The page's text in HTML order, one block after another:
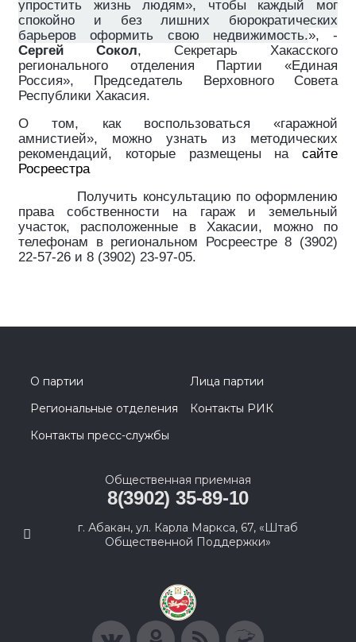
упростить жизнь людям», чтобы каждый мог
спокойно и без лишних бюрократических
барьеров оформить свою недвижимость.», ­-
Сергей Сокол, Секретарь Хакасского
регионального отделения Партии «Единая
Россия», Председатель Верховного Совета
Республики Хакасия.
О том, как воспользоваться «гаражной
амнистией», можно узнать из методических
рекомендаций, которые размещены на сайте
Росреестра
Получить консультацию по оформлению
права собственности на гараж и земельный
участок, расположенные в Хакасии, можно по
телефонам в региональном Росреестре 8 (3902)
22-57-26 и 8 (3902) 23-97-05.
О партии
Лица партии
Региональные отделения
Контакты РИК
Контакты пресс-службы
Общественная приемная
8(3902) 35-89-10
г. Абакан, ул. Карла Маркса, 67, «Штаб
Общественной Поддержки»